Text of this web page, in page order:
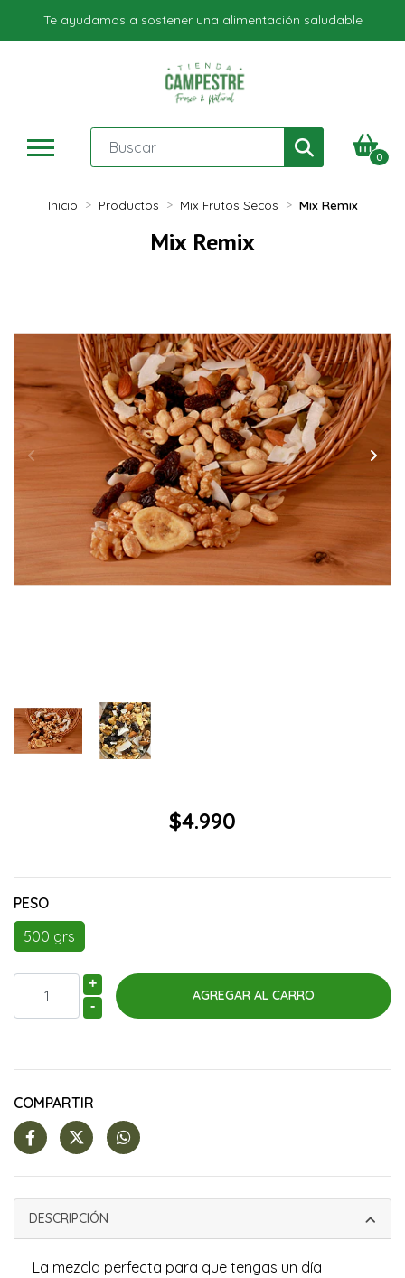
Te ayudamos a sostener una alimentación saludable
0
Inicio Productos Mix Frutos Secos Mix Remix
Mix Remix
$4.990
PESO
500 grs
+
-
COMPARTIR
DESCRIPCIÓN
La mezcla perfecta para que tengas un día